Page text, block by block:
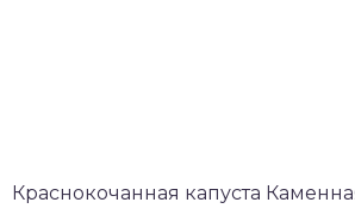
Краснокочанная капуста